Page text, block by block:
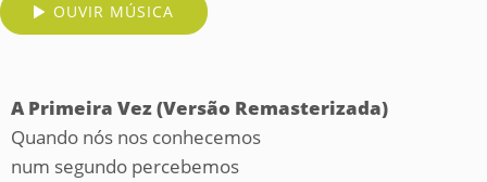
OUVIR MÚSICA
A Primeira Vez (Versão Remasterizada)
Quando nós nos conhecemos
num segundo percebemos